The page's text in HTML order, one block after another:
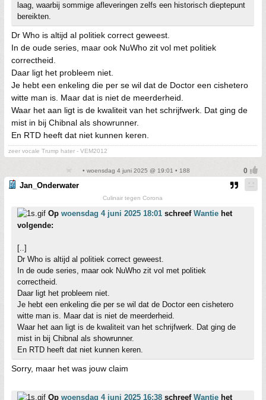
laag, waarbij sommige afleveringen zelfs een historisch dieptepunt
bereikten.
Dr Who is altijd al politiek correct geweest.
In de oude series, maar ook NuWho zit vol met politiek
correctheid.
Daar ligt het probleem niet.
Je hebt een enkeling die per se wil dat de Doctor een cishetero
witte man is. Maar dat is niet de meerderheid.
Waar het aan ligt is de kwaliteit van het schrijfwerk. Dat ging de
mist in bij Chibnal als showrunner.
En RTD heeft dat niet kunnen keren.
zeer vocale Trump hater - VEM2012
• woensdag 4 juni 2025 @ 19:01 • 188
Jan_Onderwater
Culinair tegen Corona
Op woensdag 4 juni 2025 18:01 schreef Wantie het
volgende:
[..]
Dr Who is altijd al politiek correct geweest.
In de oude series, maar ook NuWho zit vol met politiek
correctheid.
Daar ligt het probleem niet.
Je hebt een enkeling die per se wil dat de Doctor een cishetero
witte man is. Maar dat is niet de meerderheid.
Waar het aan ligt is de kwaliteit van het schrijfwerk. Dat ging de
mist in bij Chibnal als showrunner.
En RTD heeft dat niet kunnen keren.
Sorry, maar het was jouw claim
Op woensdag 4 juni 2025 16:38 schreef Wantie het